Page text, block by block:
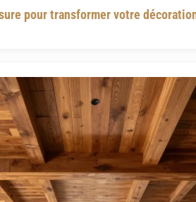
pour transformer votre